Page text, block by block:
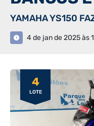
YAMAHA YS150
4 de jan de 2025 às
4
LOTE